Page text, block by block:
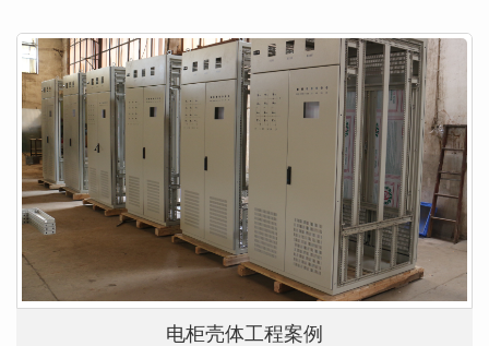
电柜壳体工程案例